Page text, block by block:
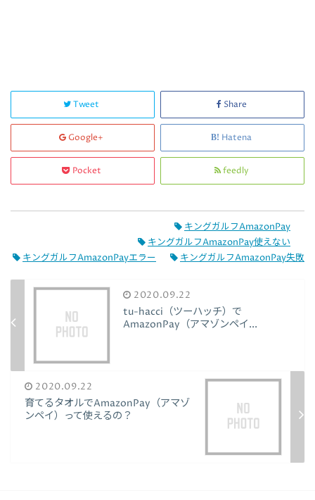
Tweet Share
Google+ Hatena
Pocket feedly
キングガルフAmazonPay
キングガルフAmazonPay使えない
キングガルフAmazonPayエラー
キングガルフAmazonPay失敗
2020.09.22
tu-hacci（ツーハッチ）で
AmazonPay（アマゾンペイ...
2020.09.22
育てるタオルでAmazonPay（アマゾ
ンペイ）って使えるの？